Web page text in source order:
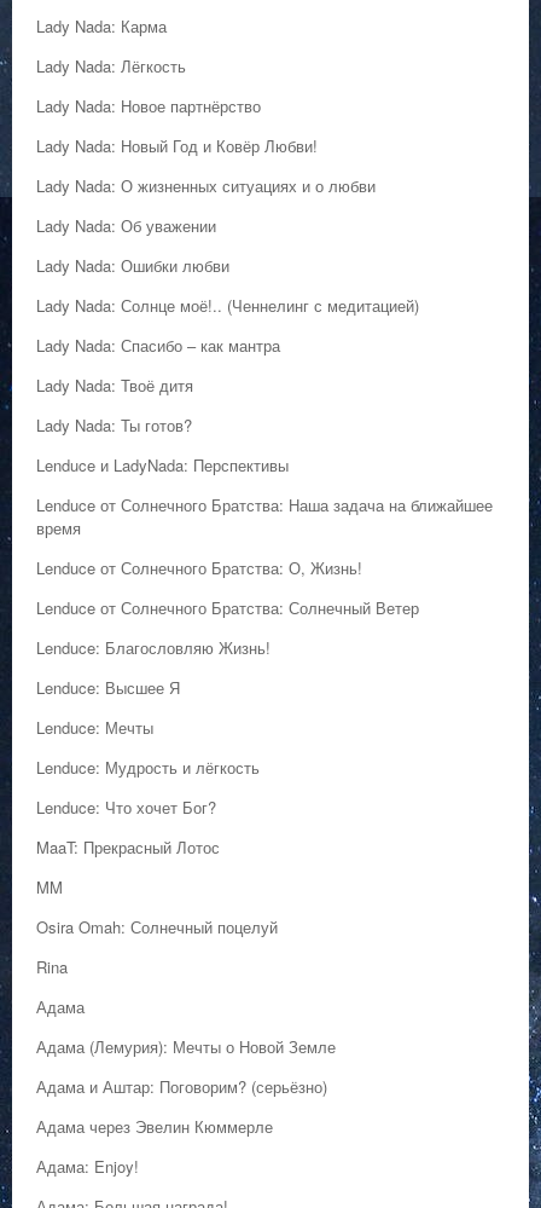
Lady Nada: Карма
Lady Nada: Лёгкость
Lady Nada: Новое партнёрство
Lady Nada: Новый Год и Ковёр Любви!
Lady Nada: О жизненных ситуациях и о любви
Lady Nada: Об уважении
Lady Nada: Ошибки любви
Lady Nada: Солнце моё!.. (Ченнелинг с медитацией)
Lady Nada: Спасибо – как мантра
Lady Nada: Твоё дитя
Lady Nada: Ты готов?
Lenduce и LadyNada: Перспективы
Lenduce от Солнечного Братства: Наша задача на ближайшее
время
Lenduce от Солнечного Братства: О, Жизнь!
Lenduce от Солнечного Братства: Солнечный Ветер
Lenduce: Благословляю Жизнь!
Lenduce: Высшее Я
Lenduce: Мечты
Lenduce: Мудрость и лёгкость
Lenduce: Что хочет Бог?
MaaT: Прекрасный Лотос
MM
Osira Omah: Солнечный поцелуй
Rina
Адама
Адама (Лемурия): Мечты о Новой Земле
Адама и Аштар: Поговорим? (серьёзно)
Адама через Эвелин Кюммерле
Адама: Enjoy!